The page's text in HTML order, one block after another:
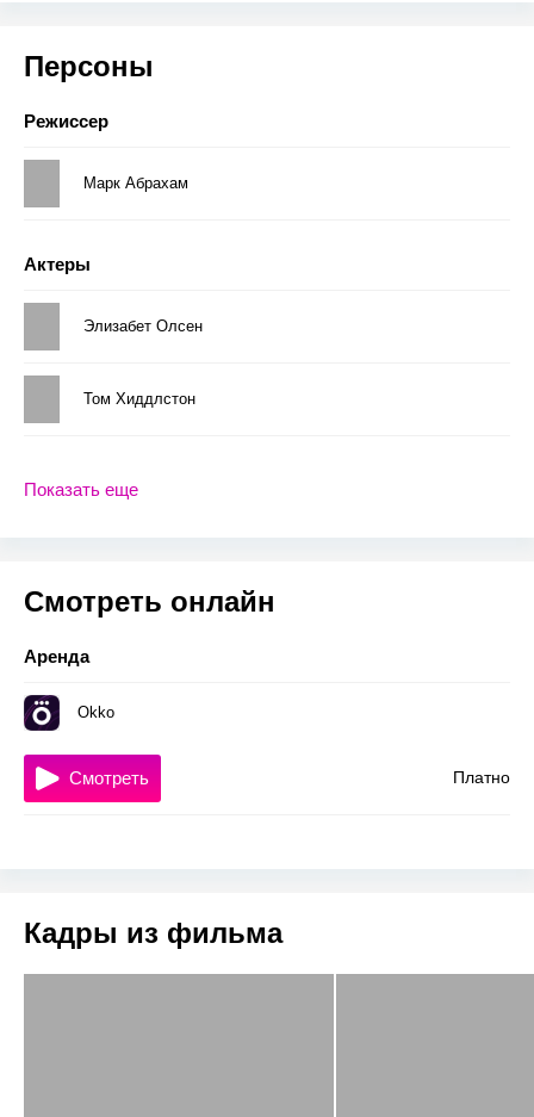
Персоны
Режиссер
Марк Абрахам
Актеры
Элизабет Олсен
Том Хиддлстон
Показать еще
Смотреть онлайн
Аренда
Okko
Платно
Смотреть
Кадры из фильма